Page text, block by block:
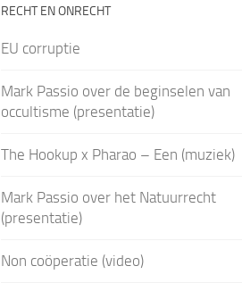
RECHT EN ONRECHT
EU corruptie
Mark Passio over de beginselen van
occultisme (presentatie)
The Hookup x Pharao – Een (muziek)
Mark Passio over het Natuurrecht
(presentatie)
Non coöperatie (video)